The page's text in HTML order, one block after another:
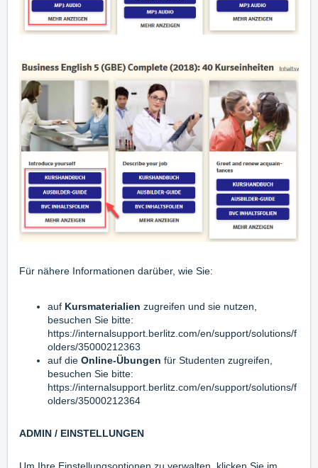
Für nähere Informationen darüber, wie Sie:
auf Kursmaterialien zugreifen und sie nutzen,
besuchen Sie bitte:
https://internalsupport.berlitz.com/en/support/solutions/f
olders/35000212363
auf die Online-Übungen für Studenten zugreifen,
besuchen Sie bitte:
https://internalsupport.berlitz.com/en/support/solutions/f
olders/35000212364
ADMIN / EINSTELLUNGEN
Um Ihre Einstellungsoptionen zu verwalten, klicken Sie im